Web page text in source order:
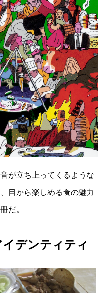
が立ち上ってくるような
目から楽しめる食の魅力
だ。
デンティティ